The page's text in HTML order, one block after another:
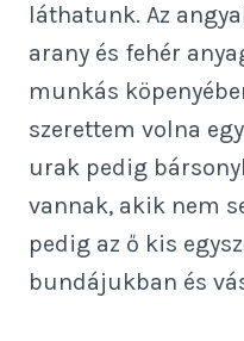
láthatunk. Az
arany és fehér
munkás
szerettem volna
urak pedig
vannak, akik nem
pedig az ő kis
bundájukban és